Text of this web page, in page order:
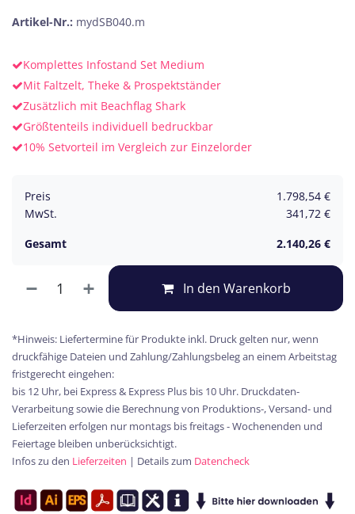
Artikel-Nr.: mydSB040.m
Komplettes Infostand Set Medium
Mit Faltzelt, Theke & Prospektständer
Zusätzlich mit Beachflag Shark
Größtenteils individuell bedruckbar
10% Setvorteil im Vergleich zur Einzelorder
Preis 1.798,54 €
MwSt.
341,72 €
Gesamt
2.140,26 €
In den Warenkorb
*Hinweis: Liefertermine für Produkte inkl. Druck gelten nur, wenn
druckfähige Dateien und Zahlung/Zahlungsbeleg an einem Arbeitstag
fristgerecht eingehen:
bis 12 Uhr, bei Express & Express Plus bis 10 Uhr. Druckdaten-
Verarbeitung sowie die Berechnung von Produktions-, Versand- und
Lieferzeiten erfolgen nur montags bis freitags - Wochenenden und
Feiertage bleiben unberücksichtigt.
Infos zu den Lieferzeiten | Details zum Datencheck